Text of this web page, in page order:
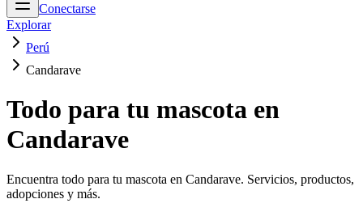
Conectarse
Explorar
Perú
Candarave
Todo para tu mascota en
Candarave
Encuentra todo para tu mascota en Candarave. Servicios, productos,
adopciones y más.